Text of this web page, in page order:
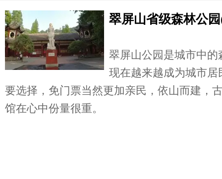
翠屏山省级森林公
翠屏山公园是城市中
现在越来越成为城市
要选择，免门票当然更加亲民，依山而建，
馆在心中份量很重。